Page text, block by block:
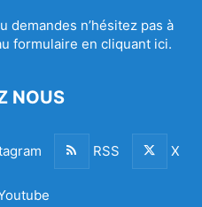
demandes n’hésitez pas à
formulaire en cliquant ici.
NOUS
RSS X